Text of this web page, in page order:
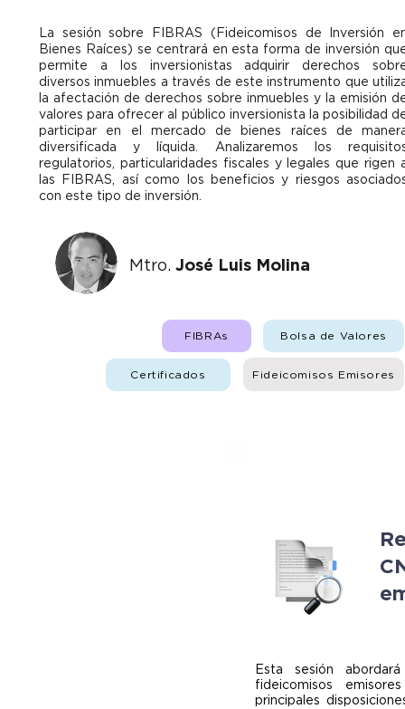
La sesión sobre FIBRAS (Fideicomisos de Inversión
Bienes Raíces) se centrará en esta forma de inversión
permite a los inversionistas adquirir derechos
diversos inmuebles a través de este instrumento que
la afectación de derechos sobre inmuebles y la emisión
valores para ofrecer al público inversionista la posibilidad
participar en el mercado de bienes raíces de
diversificada y líquida. Analizaremos los
regulatorios, particularidades fiscales y legales que rigen
las FIBRAS, así como los beneficios y riesgos
con este tipo de inversión.
Mtro. José Luis Molina
FIBRAs Bolsa de Valores
Certificados Fideicomisos Emisores
Esta sesión
fideicomisos
principales